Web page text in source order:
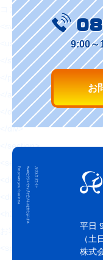
9:00～
お
平日
（土
株式
コンサルティング
<svg>
<use xlink:href="https://
</svg>
</p>
</a>
</div>
</div>
</section>
<div class="topWorks-
<div class="Ttl1 topWorks-
<h2 class="Ttl1-txt fz32
<span class="fz72 blue1